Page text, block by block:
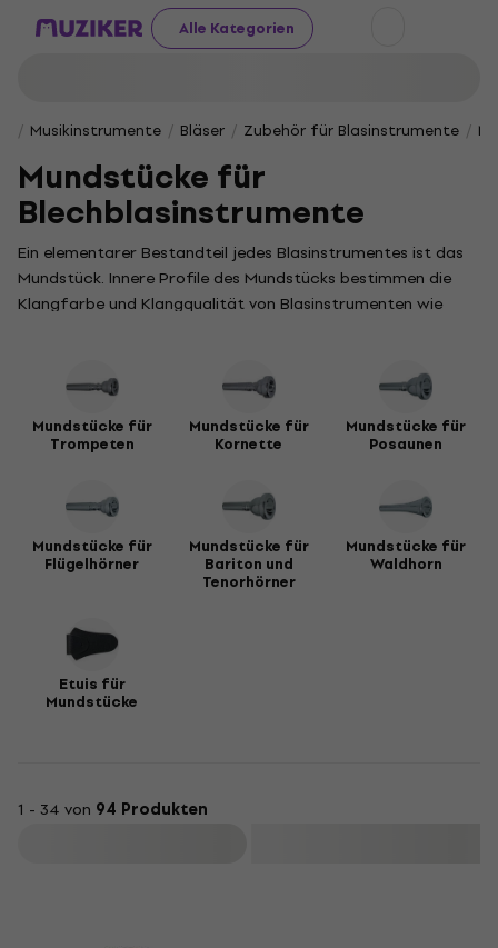
Alle Kategorien
Musikinstrumente Bläser Zubehör für Blasinstrumente
Mundstücke für
Blechblasinstrumente
Ein elementarer Bestandteil jedes Blasinstrumentes ist das
Mundstück. Innere Profile des Mundstücks bestimmen die
Klangfarbe und Klangqualität von Blasinstrumenten wie
Mundstücke für
Trompeten
Mundstücke für
Kornette
Mundstücke für
Posaunen
Mundstücke für
Flügelhörner
Mundstücke für
Bariton und
Tenorhörner
Mundstücke für
Waldhorn
Etuis für
Mundstücke
1 - 34 von 94 Produkten